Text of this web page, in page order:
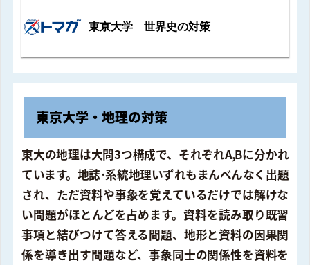
東京大学 世界史の対策
東京大学・地理の対策
東大の地理は大問3つ構成で、それぞれA,Bに分かれ
ています。地誌･系統地理いずれもまんべんなく出題
され、ただ資料や事象を覚えているだけでは解けな
い問題がほとんどを占めます。資料を読み取り既習
事項と結びつけて答える問題、地形と資料の因果関
係を導き出す問題など、事象同士の関係性を資料を